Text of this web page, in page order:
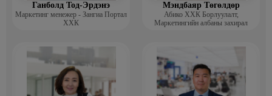
Ганболд Тод-Эрдэнэ
Маркетинг менежер - Зангиа Портал
ХХК
Мэндбаяр Төгөлдөр
Абико ХХК Борлуулалт,
Маркетингийн албаны захирал